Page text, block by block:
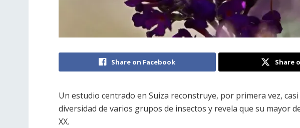
Share on Facebook Share
Un estudio centrado en Suiza reconstruye, por primera vez,
diversidad de varios grupos de insectos y revela que su mayor
XX.